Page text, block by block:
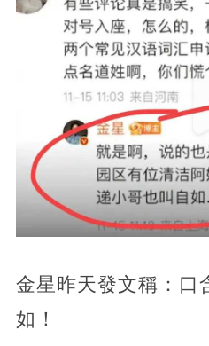
金星昨天發文稱：口
如！